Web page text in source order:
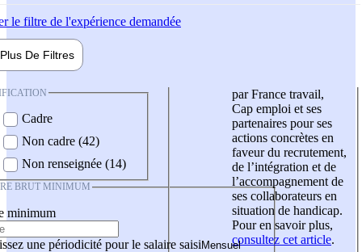
le filtre de l'expérience demandée
Plus De Filtres
Cadre
Non cadre (42)
Non renseignée (14)
BRUT MINIMUM
minimum
une périodicité pour le salaire saisi
par France travail,
Cap emploi et ses
partenaires pour ses
actions concrètes en
faveur du recrutement,
de l’intégration et de
l’accompagnement de
ses collaborateurs en
situation de handicap.
Pour en savoir plus,
consultez cet article.